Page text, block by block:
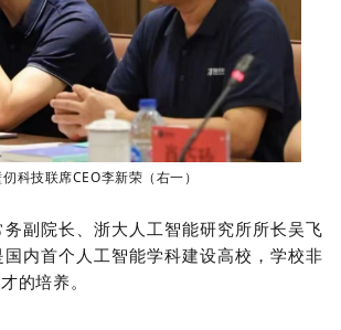
科技联席CEO李新荣（右一）
副院长、浙大人工智能研究所所长吴飞
内首个人工智能学科建设高校，学校非
的培养。